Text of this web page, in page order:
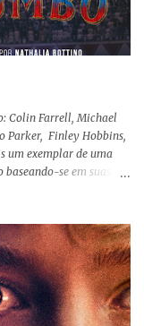
sensíveis, como
esse turbilhão de
Colin Farrell, Michael
Parker, Finley Hobbins,
um exemplar de uma
se em suas
reinventada de forma
Não há animais
e infantil é deixado
a animação original
original em termos
das crianças, Holt